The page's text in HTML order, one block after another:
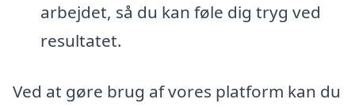
arbejdet, så du kan føle dig tryg ved
resultatet.
Ved at gøre brug af vores platform kan du